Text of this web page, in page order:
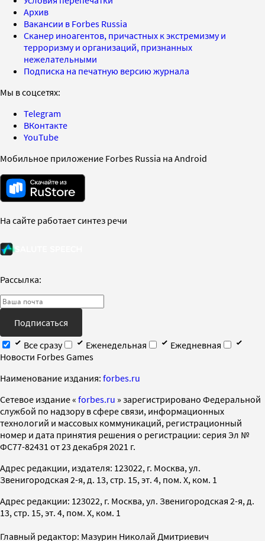
Архив
Вакансии в Forbes Russia
Сканер иноагентов, причастных к экстремизму и
терроризму и организаций, признанных
нежелательными
Подписка на печатную версию журнала
Мы в соцсетях:
Telegram
ВКонтакте
YouTube
Мобильное приложение Forbes Russia на Android
На сайте работает синтез речи
Рассылка:
Подписаться
Все сразу
Еженедельная
Ежедневная
Новости Forbes Games
Наименование издания: forbes.ru
Cетевое издание « forbes.ru » зарегистрировано Федеральной
службой по надзору в сфере связи, информационных
технологий и массовых коммуникаций, регистрационный
номер и дата принятия решения о регистрации: серия Эл №
ФС77-82431 от 23 декабря 2021 г.
Адрес редакции, издателя: 123022, г. Москва, ул.
Звенигородская 2-я, д. 13, стр. 15, эт. 4, пом. X, ком. 1
Адрес редакции: 123022, г. Москва, ул. Звенигородская 2-я, д.
13, стр. 15, эт. 4, пом. X, ком. 1
Главный редактор: Мазурин Николай Дмитриевич